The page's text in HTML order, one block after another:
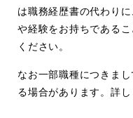
は職務経歴書の代わり
や経験をお持ちである
ください。
なお一部職種につきま
る場合があります。詳